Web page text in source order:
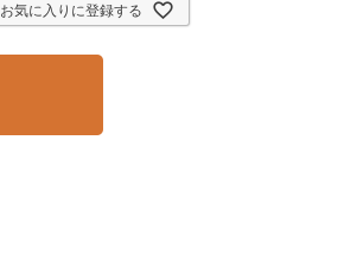
お気に入りに登録する